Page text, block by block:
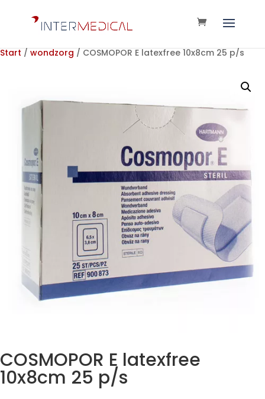
Start / wondzorg / COSMOPOR E latexfree 10x8cm 25 p/s
COSMOPOR E latexfree
10x8cm 25 p/s